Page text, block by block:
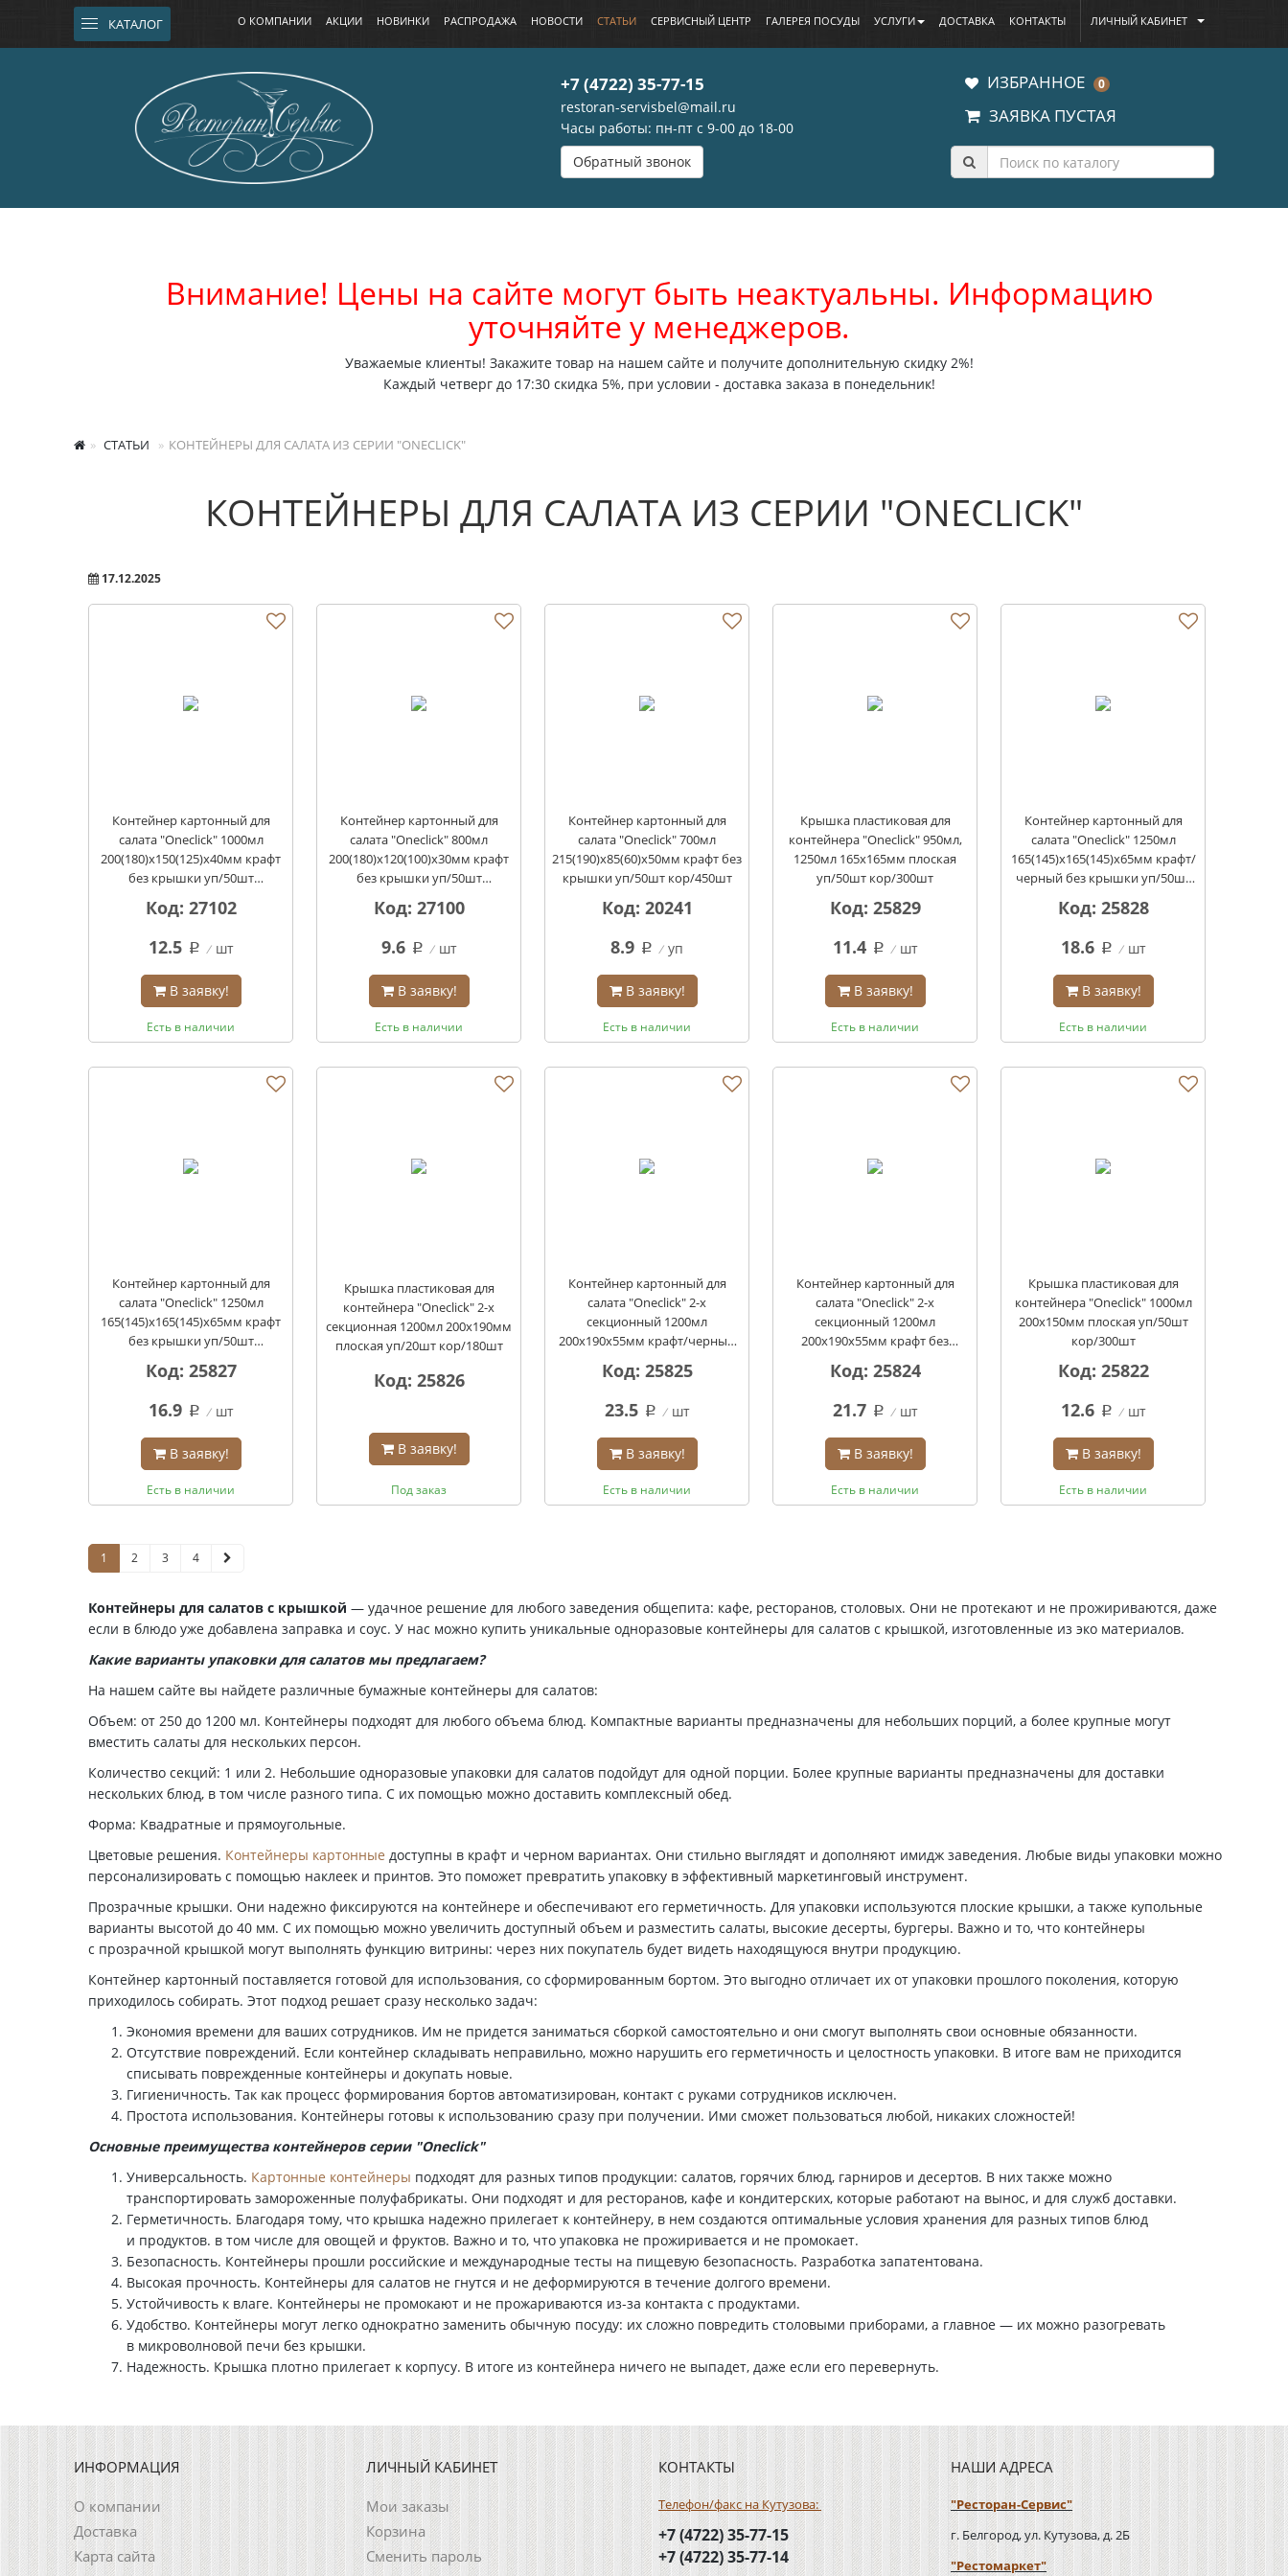
КАТАЛОГ О КОМПАНИИ АКЦИИ НОВИНКИ РАСПРОДАЖА НОВОСТИ СТАТЬИ СЕРВИСНЫЙ ЦЕНТР ГАЛЕРЕЯ ПОСУДЫ УСЛУГИ ДОСТАВКА КОНТАКТЫ ЛИЧНЫЙ КАБИНЕТ
+7 (4722) 35-77-15
restoran-servisbel@mail.ru
Часы работы: пн-пт с 9-00 до 18-00
Обратный звонок
ИЗБРАННОЕ 0
ЗАЯВКА ПУСТАЯ
Внимание! Цены на сайте могут быть неактуальны. Информацию
уточняйте у менеджеров.
Уважаемые клиенты! Закажите товар на нашем сайте и получите дополнительную скидку 2%!
Каждый четверг до 17:30 скидка 5%, при условии - доставка заказа в понедельник!
СТАТЬИ КОНТЕЙНЕРЫ ДЛЯ САЛАТА ИЗ СЕРИИ "ONECLICK"
КОНТЕЙНЕРЫ ДЛЯ САЛАТА ИЗ СЕРИИ "ONECLICK"
17.12.2025
Контейнер картонный для
салата "Oneclick" 1000мл
200(180)х150(125)х40мм крафт
без крышки уп/50шт
Код: 27102
12.5 q шт
В заявку!
Есть в наличии
Контейнер картонный для
салата "Oneclick" 800мл
200(180)х120(100)х30мм крафт
без крышки уп/50шт
Код: 27100
9.6 q шт
В заявку!
Есть в наличии
Контейнер картонный для
салата "Oneclick" 700мл
215(190)х85(60)х50мм крафт без
крышки уп/50шт кор/450шт
Код: 20241
8.9 q уп
В заявку!
Есть в наличии
Крышка пластиковая для
контейнера "Oneclick" 950мл,
1250мл 165х165мм плоская
уп/50шт кор/300шт
Код: 25829
11.4 q шт
В заявку!
Есть в наличии
Контейнер картонный для
салата "Oneclick" 1250мл
165(145)х165(145)х65мм крафт/
черный без крышки уп/50шт
Код: 25828
18.6 q шт
В заявку!
Есть в наличии
Контейнер картонный для
салата "Oneclick" 1250мл
165(145)х165(145)х65мм крафт
без крышки уп/50шт
Код: 25827
16.9 q шт
В заявку!
Есть в наличии
Крышка пластиковая для
контейнера "Oneclick" 2-х
секционная 1200мл 200х190мм
плоская уп/20шт кор/180шт
Код: 25826
В заявку!
Под заказ
Контейнер картонный для
салата "Oneclick" 2-х
секционный 1200мл
200х190х55мм крафт/черный
кор/180шт
Код: 25825
23.5 q шт
В заявку!
Есть в наличии
Контейнер картонный для
салата "Oneclick" 2-х
секционный 1200мл
200х190х55мм крафт без
Код: 25824
21.7 q шт
В заявку!
Есть в наличии
Крышка пластиковая для
контейнера "Oneclick" 1000мл
200х150мм плоская уп/50шт
кор/300шт
Код: 25822
12.6 q шт
В заявку!
Есть в наличии
1 2 3 4
Контейнеры для салатов с крышкой — удачное решение для любого заведения общепита: кафе, ресторанов, столовых. Они не протекают и не прожириваются, даже
если в блюдо уже добавлена заправка и соус. У нас можно купить уникальные одноразовые контейнеры для салатов с крышкой, изготовленные из эко материалов.
Какие варианты упаковки для салатов мы предлагаем?
На нашем сайте вы найдете различные бумажные контейнеры для салатов:
Объем: от 250 до 1200 мл. Контейнеры подходят для любого объема блюд. Компактные варианты предназначены для небольших порций, а более крупные могут
вместить салаты для нескольких персон.
Количество секций: 1 или 2. Небольшие одноразовые упаковки для салатов подойдут для одной порции. Более крупные варианты предназначены для доставки
нескольких блюд, в том числе разного типа. С их помощью можно доставить комплексный обед.
Форма: Квадратные и прямоугольные.
Цветовые решения. Контейнеры картонные доступны в крафт и черном вариантах. Они стильно выглядят и дополняют имидж заведения. Любые виды упаковки можно
персонализировать с помощью наклеек и принтов. Это поможет превратить упаковку в эффективный маркетинговый инструмент.
Прозрачные крышки. Они надежно фиксируются на контейнере и обеспечивают его герметичность. Для упаковки используются плоские крышки, а также купольные
варианты высотой до 40 мм. С их помощью можно увеличить доступный объем и разместить салаты, высокие десерты, бургеры. Важно и то, что контейнеры
с прозрачной крышкой могут выполнять функцию витрины: через них покупатель будет видеть находящуюся внутри продукцию.
Контейнер картонный поставляется готовой для использования, со сформированным бортом. Это выгодно отличает их от упаковки прошлого поколения, которую
приходилось собирать. Этот подход решает сразу несколько задач:
Экономия времени для ваших сотрудников. Им не придется заниматься сборкой самостоятельно и они смогут выполнять свои основные обязанности.
Отсутствие повреждений. Если контейнер складывать неправильно, можно нарушить его герметичность и целостность упаковки. В итоге вам не приходится
списывать поврежденные контейнеры и докупать новые.
Гигиеничность. Так как процесс формирования бортов автоматизирован, контакт с руками сотрудников исключен.
Простота использования. Контейнеры готовы к использованию сразу при получении. Ими сможет пользоваться любой, никаких сложностей!
Основные преимущества контейнеров серии "Oneclick"
Универсальность. Картонные контейнеры подходят для разных типов продукции: салатов, горячих блюд, гарниров и десертов. В них также можно
транспортировать замороженные полуфабрикаты. Они подходят и для ресторанов, кафе и кондитерских, которые работают на вынос, и для служб доставки.
Герметичность. Благодаря тому, что крышка надежно прилегает к контейнеру, в нем создаются оптимальные условия хранения для разных типов блюд
и продуктов. в том числе для овощей и фруктов. Важно и то, что упаковка не прожиривается и не промокает.
Безопасность. Контейнеры прошли российские и международные тесты на пищевую безопасность. Разработка запатентована.
Высокая прочность. Контейнеры для салатов не гнутся и не деформируются в течение долгого времени.
Устойчивость к влаге. Контейнеры не промокают и не прожариваются из-за контакта с продуктами.
Удобство. Контейнеры могут легко однократно заменить обычную посуду: их сложно повредить столовыми приборами, а главное — их можно разогревать
в микроволновой печи без крышки.
Надежность. Крышка плотно прилегает к корпусу. В итоге из контейнера ничего не выпадет, даже если его перевернуть.
ИНФОРМАЦИЯ
О компании
Доставка
Карта сайта
ЛИЧНЫЙ КАБИНЕТ
Мои заказы
Корзина
Сменить пароль
КОНТАКТЫ
Телефон/факс на Кутузова:
+7 (4722) 35-77-15
+7 (4722) 35-77-14
НАШИ АДРЕСА
"Ресторан-Сервис"
г. Белгород, ул. Кутузова, д. 2Б
"Рестомаркет"